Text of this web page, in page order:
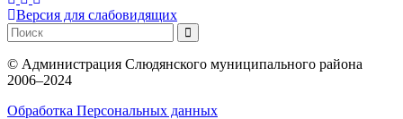
Версия для слабовидящих
© Администрация Слюдянского муниципального района
2006–2024
Обработка Персональных данных